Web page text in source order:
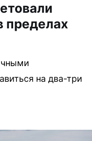
пределах
на два-три